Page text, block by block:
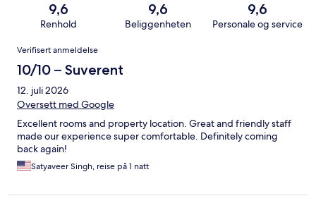
9,6
Renhold
9,6
Beliggenheten
9,6
Personale og service
Anmeldelser
Verifisert anmeldelse
10/10 – Suverent
12. juli 2026
Oversett med Google
Excellent rooms and property location. Great and friendly staff
made our experience super comfortable. Definitely coming
back again!
Satyaveer Singh, reise på 1 natt